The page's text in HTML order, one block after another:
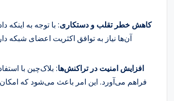
کاهش خطر تقلب و دستکاری: با توجه به اینکه
آن‌ها نیاز به توافق اکثریت اعضای شبکه
افزایش امنیت در تراکنش‌ها: بلاک‌چین با
فراهم می‌آورد. این امر باعث می‌شود که